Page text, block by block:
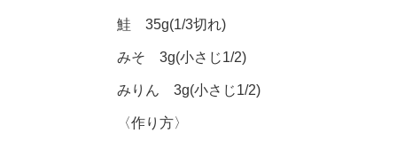
鮭 35g(1/3切れ)
みそ 3g(小さじ1/2)
みりん 3g(小さじ1/2)
〈作り方〉